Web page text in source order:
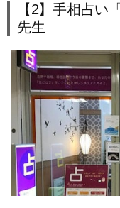
【2】手相占い
先生